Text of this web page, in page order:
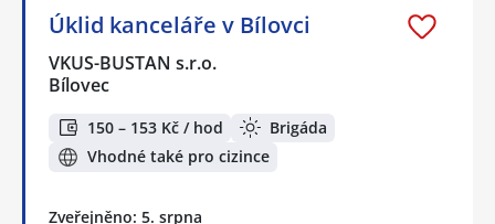
Úklid kanceláře v Bílovci
VKUS-BUSTAN s.r.o.
Bílovec
150 – 153 Kč / hod
Brigáda
Vhodné také pro cizince
Zveřejněno: 5. srpna